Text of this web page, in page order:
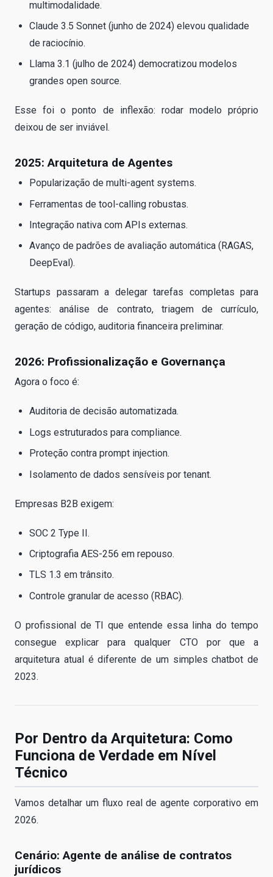
multimodalidade.
Claude 3.5 Sonnet (junho de 2024) elevou qualidade
de raciocínio.
Llama 3.1 (julho de 2024) democratizou modelos
grandes open source.
Esse foi o ponto de inflexão: rodar modelo próprio
deixou de ser inviável.
2025: Arquitetura de Agentes
Popularização de multi-agent systems.
Ferramentas de tool-calling robustas.
Integração nativa com APIs externas.
Avanço de padrões de avaliação automática (RAGAS,
DeepEval).
Startups passaram a delegar tarefas completas para
agentes: análise de contrato, triagem de currículo,
geração de código, auditoria financeira preliminar.
2026: Profissionalização e Governança
Agora o foco é:
Auditoria de decisão automatizada.
Logs estruturados para compliance.
Proteção contra prompt injection.
Isolamento de dados sensíveis por tenant.
Empresas B2B exigem:
SOC 2 Type II.
Criptografia AES-256 em repouso.
TLS 1.3 em trânsito.
Controle granular de acesso (RBAC).
O profissional de TI que entende essa linha do tempo
consegue explicar para qualquer CTO por que a
arquitetura atual é diferente de um simples chatbot de
2023.
Por Dentro da Arquitetura: Como
Funciona de Verdade em Nível
Técnico
Vamos detalhar um fluxo real de agente corporativo em
2026.
Cenário: Agente de análise de contratos
jurídicos